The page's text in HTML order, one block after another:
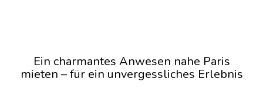
Ein charmantes Anwesen nahe Paris
mieten – für ein unvergessliches Erlebnis